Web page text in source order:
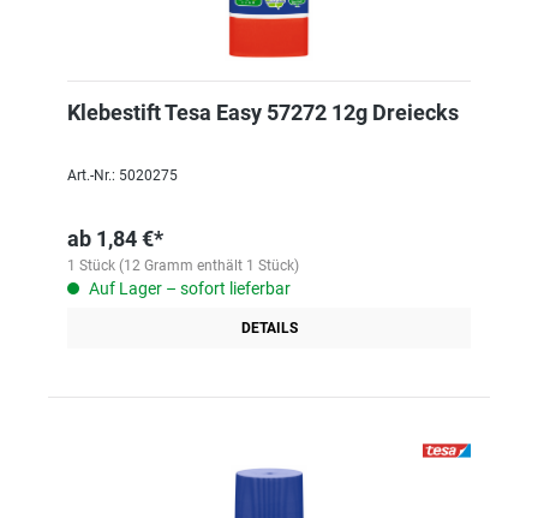
Klebestift Tesa Easy 57272 12g Dreiecks
Art.-Nr.: 5020275
ab 1,84 €*
1 Stück (12 Gramm enthält 1 Stück)
Auf Lager – sofort lieferbar
DETAILS